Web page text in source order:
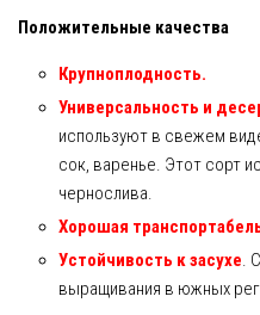
Положительные качества
Крупноплодность.
Универсальность и
используют в свежем
сок, варенье. Этот сорт
чернослива.
Хорошая
Устойчивость к засухе.
выращивания в южных